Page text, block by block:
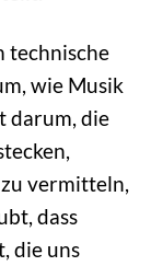
technische
wie Musik
darum, die
vermitteln,
dass
die uns